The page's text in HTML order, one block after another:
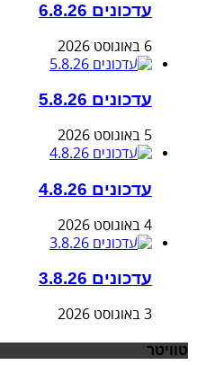
עדכונים 6.8.26
6 באוגוסט 2026
עדכונים 5.8.26
5 באוגוסט 2026
עדכונים 4.8.26
4 באוגוסט 2026
עדכונים 3.8.26
3 באוגוסט 2026
טוויטר